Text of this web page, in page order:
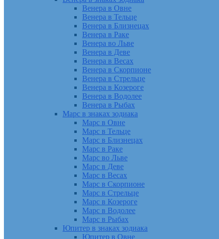
Венера в Овне
Венера в Тельце
Венера в Близнецах
Венера в Раке
Венера во Льве
Венера в Деве
Венера в Весах
Венера в Скорпионе
Венера в Стрельце
Венера в Козероге
Венера в Водолее
Венера в Рыбах
Марс в знаках зодиака
Марс в Овне
Марс в Тельце
Марс в Близнецах
Марс в Раке
Марс во Льве
Марс в Деве
Марс в Весах
Марс в Скорпионе
Марс в Стрельце
Марс в Козероге
Марс в Водолее
Марс в Рыбах
Юпитер в знаках зодиака
Юпитер в Овне